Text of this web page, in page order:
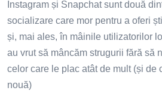
Instagram și Snapchat sunt două
socializare care mor pentru a oferi
și, mai ales, în mâinile utilizatorilor
au vrut să mâncăm strugurii fără să
celor care le plac atât de mult (și de
nouă)